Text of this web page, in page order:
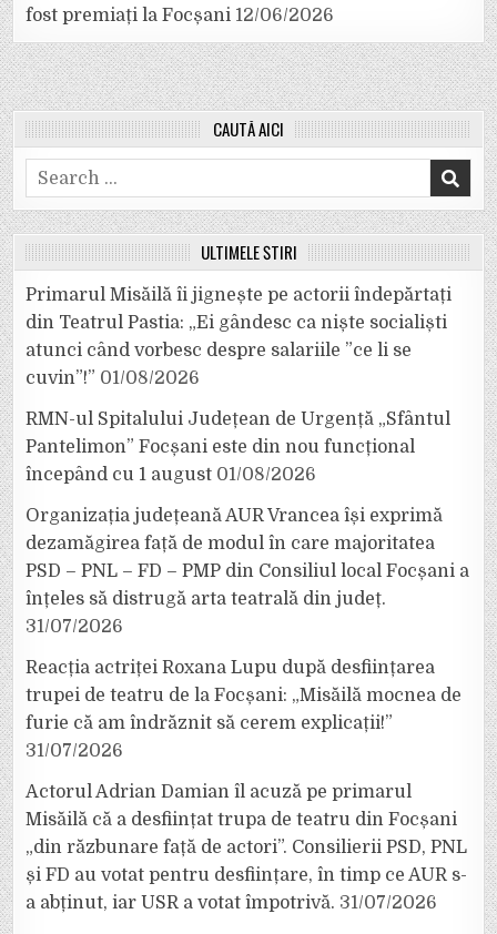
fost premiați la Focșani 12/06/2026
CAUTĂ AICI
Search
for:
ULTIMELE ȘTIRI
Primarul Misăilă îi jignește pe actorii îndepărtați
din Teatrul Pastia: „Ei gândesc ca niște socialiști
atunci când vorbesc despre salariile ”ce li se
cuvin”!” 01/08/2026
RMN-ul Spitalului Județean de Urgență „Sfântul
Pantelimon” Focșani este din nou funcțional
începând cu 1 august 01/08/2026
Organizația județeană AUR Vrancea își exprimă
dezamăgirea față de modul în care majoritatea
PSD – PNL – FD – PMP din Consiliul local Focșani a
înțeles să distrugă arta teatrală din județ.
31/07/2026
Reacția actriței Roxana Lupu după desființarea
trupei de teatru de la Focșani: „Misăilă mocnea de
furie că am îndrăznit să cerem explicații!”
31/07/2026
Actorul Adrian Damian îl acuză pe primarul
Misăilă că a desființat trupa de teatru din Focșani
„din răzbunare față de actori”. Consilierii PSD, PNL
și FD au votat pentru desființare, în timp ce AUR s-
a abținut, iar USR a votat împotrivă. 31/07/2026